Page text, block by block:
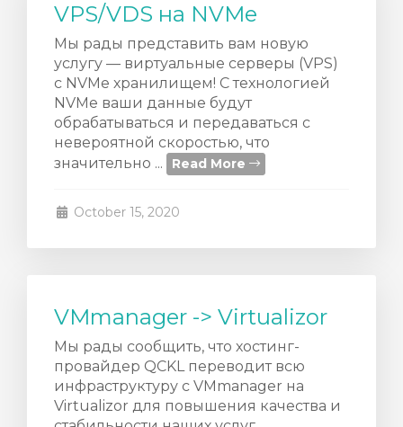
VPS/VDS на NVMe
Мы рады представить вам новую
услугу — виртуальные серверы (VPS)
с NVMe хранилищем! С технологией
NVMe ваши данные будут
обрабатываться и передаваться с
невероятной скоростью, что
значительно ...
Read More
October 15, 2020
VMmanager -> Virtualizor
Мы рады сообщить, что хостинг-
провайдер QCKL переводит всю
инфраструктуру с VMmanager на
Virtualizor для повышения качества и